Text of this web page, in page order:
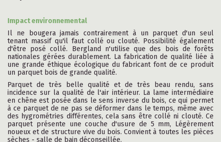
Impact environnemental
Il ne bougera jamais contrairement à un parquet d'un seul
tenant massif qu'il faut collé ou clouté. Possibilité également
d'être posé collé. Bergland n'utilise que des bois de forêts
nationales gérées durablement. La fabrication de qualité liée à
une grande éthique écologique du fabricant font de ce produit
un parquet bois de grande qualité.
Parquet de très belle qualité et de très beau rendu, sans
incidence sur la qualité de l'air intérieur. La lame intermédiaire
en chêne est posée dans le sens inverse du bois, ce qui permet
à ce parquet de ne pas se déformer dans le temps, même avec
des hygrométries différentes, cela sans être collé ni clouté. Ce
parquet présente une couche d'usure de 5 mm, Légèrement
noueux et de structure vive du bois. Convient à toutes les pièces
sèches - salle de bain déconseillée.